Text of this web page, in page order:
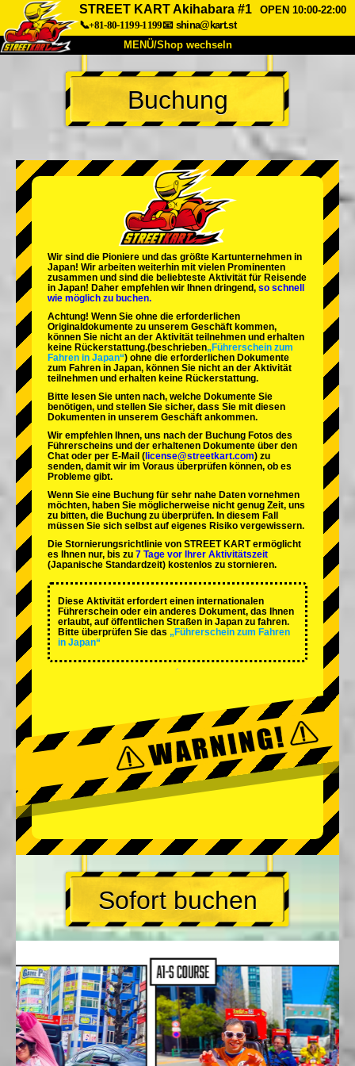
STREET KART Akihabara #1
OPEN 10:00-22:00
📞+81-80-1199-1199📧 shina@kart.st
MENÜ/Shop wechseln
START
Über uns Spezifikationen Preise
Unternehmen Buchung
Shop wechseln
Tokio Shinagawa Tokio Akihabara#1
Tokio Akihabara#2
Tokio Shibuya Annex Tokio Bucht
Tokio Asakusa Osaka
Okinawa
Buchung
Wir sind die Pioniere und das größte Kartunternehmen in
Japan! Wir arbeiten weiterhin mit vielen Prominenten
zusammen und sind die beliebteste Aktivität für Reisende
in Japan! Daher empfehlen wir Ihnen dringend, so schnell
wie möglich zu buchen.
Achtung! Wenn Sie ohne die erforderlichen
Originaldokumente zu unserem Geschäft kommen,
können Sie nicht an der Aktivität teilnehmen und erhalten
keine Rückerstattung.(beschrieben„Führerschein zum
Fahren in Japan“) ohne die erforderlichen Dokumente
zum Fahren in Japan, können Sie nicht an der Aktivität
teilnehmen und erhalten keine Rückerstattung.
Bitte lesen Sie unten nach, welche Dokumente Sie
benötigen, und stellen Sie sicher, dass Sie mit diesen
Dokumenten in unserem Geschäft ankommen.
Wir empfehlen Ihnen, uns nach der Buchung Fotos des
Führerscheins und der erhaltenen Dokumente über den
Chat oder per E-Mail ( license@streetkart.com) zu
senden, damit wir im Voraus überprüfen können, ob es
Probleme gibt.
Wenn Sie eine Buchung für sehr nahe Daten vornehmen
möchten, haben Sie möglicherweise nicht genug Zeit, uns
zu bitten, die Buchung zu überprüfen. In diesem Fall
müssen Sie sich selbst auf eigenes Risiko vergewissern.
Die Stornierungsrichtlinie von STREET KART ermöglicht
es Ihnen nur, bis zu 7 Tage vor Ihrer Aktivitätszeit
(Japanische Standardzeit) kostenlos zu stornieren.
Diese Aktivität erfordert einen internationalen
Führerschein oder ein anderes Dokument, das Ihnen
erlaubt, auf öffentlichen Straßen in Japan zu fahren.
Bitte überprüfen Sie das „Führerschein zum Fahren
in Japan“
Sofort buchen